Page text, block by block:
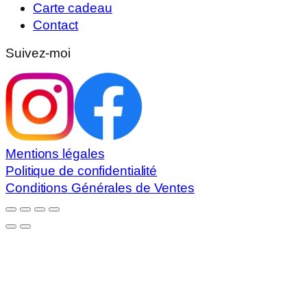
Carte cadeau
Contact
Suivez-moi
Mentions légales
Politique de confidentialité
Conditions Générales de Ventes